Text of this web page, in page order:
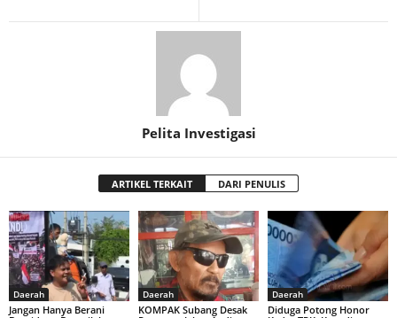
Pelita Investigasi
ARTIKEL TERKAIT DARI PENULIS
Daerah
Jangan Hanya Berani
Daerah
KOMPAK Subang Desak
Daerah
Diduga Potong Honor